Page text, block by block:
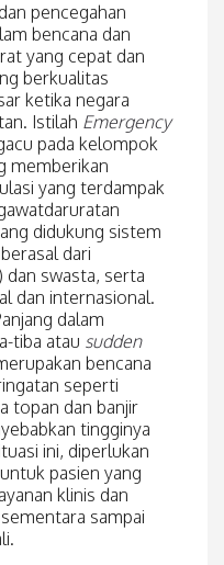
pencegahan
bencana dan
yang cepat dan
berkualitas
ketika negara
Istilah Emergency
pada kelompok
memberikan
yang terdampak
didukung sistem
dari
swasta, serta
dan internasional.
dalam
tiba atau sudden
bencana
seperti
topan dan banjir
tingginya
ini, diperlukan
pasien yang
klinis dan
sampai